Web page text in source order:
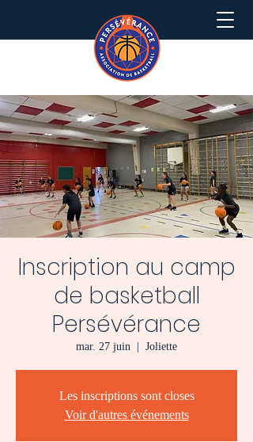
Inscription au camp
de basketball
Persévérance
mar. 27 juin Joliette
Les inscriptions sont closes
Voir d'autres événements